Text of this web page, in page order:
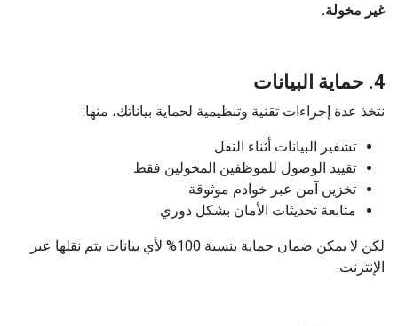
غير مخولة.
4. حماية البيانات
نتخذ عدة إجراءات تقنية وتنظيمية لحماية بياناتك، منها:
تشفير البيانات أثناء النقل
تقييد الوصول للموظفين المخولين فقط
تخزين آمن عبر خوادم موثوقة
متابعة تحديثات الأمان بشكل دوري
لكن لا يمكن ضمان حماية بنسبة 100% لأي بيانات يتم نقلها عبر
الإنترنت.